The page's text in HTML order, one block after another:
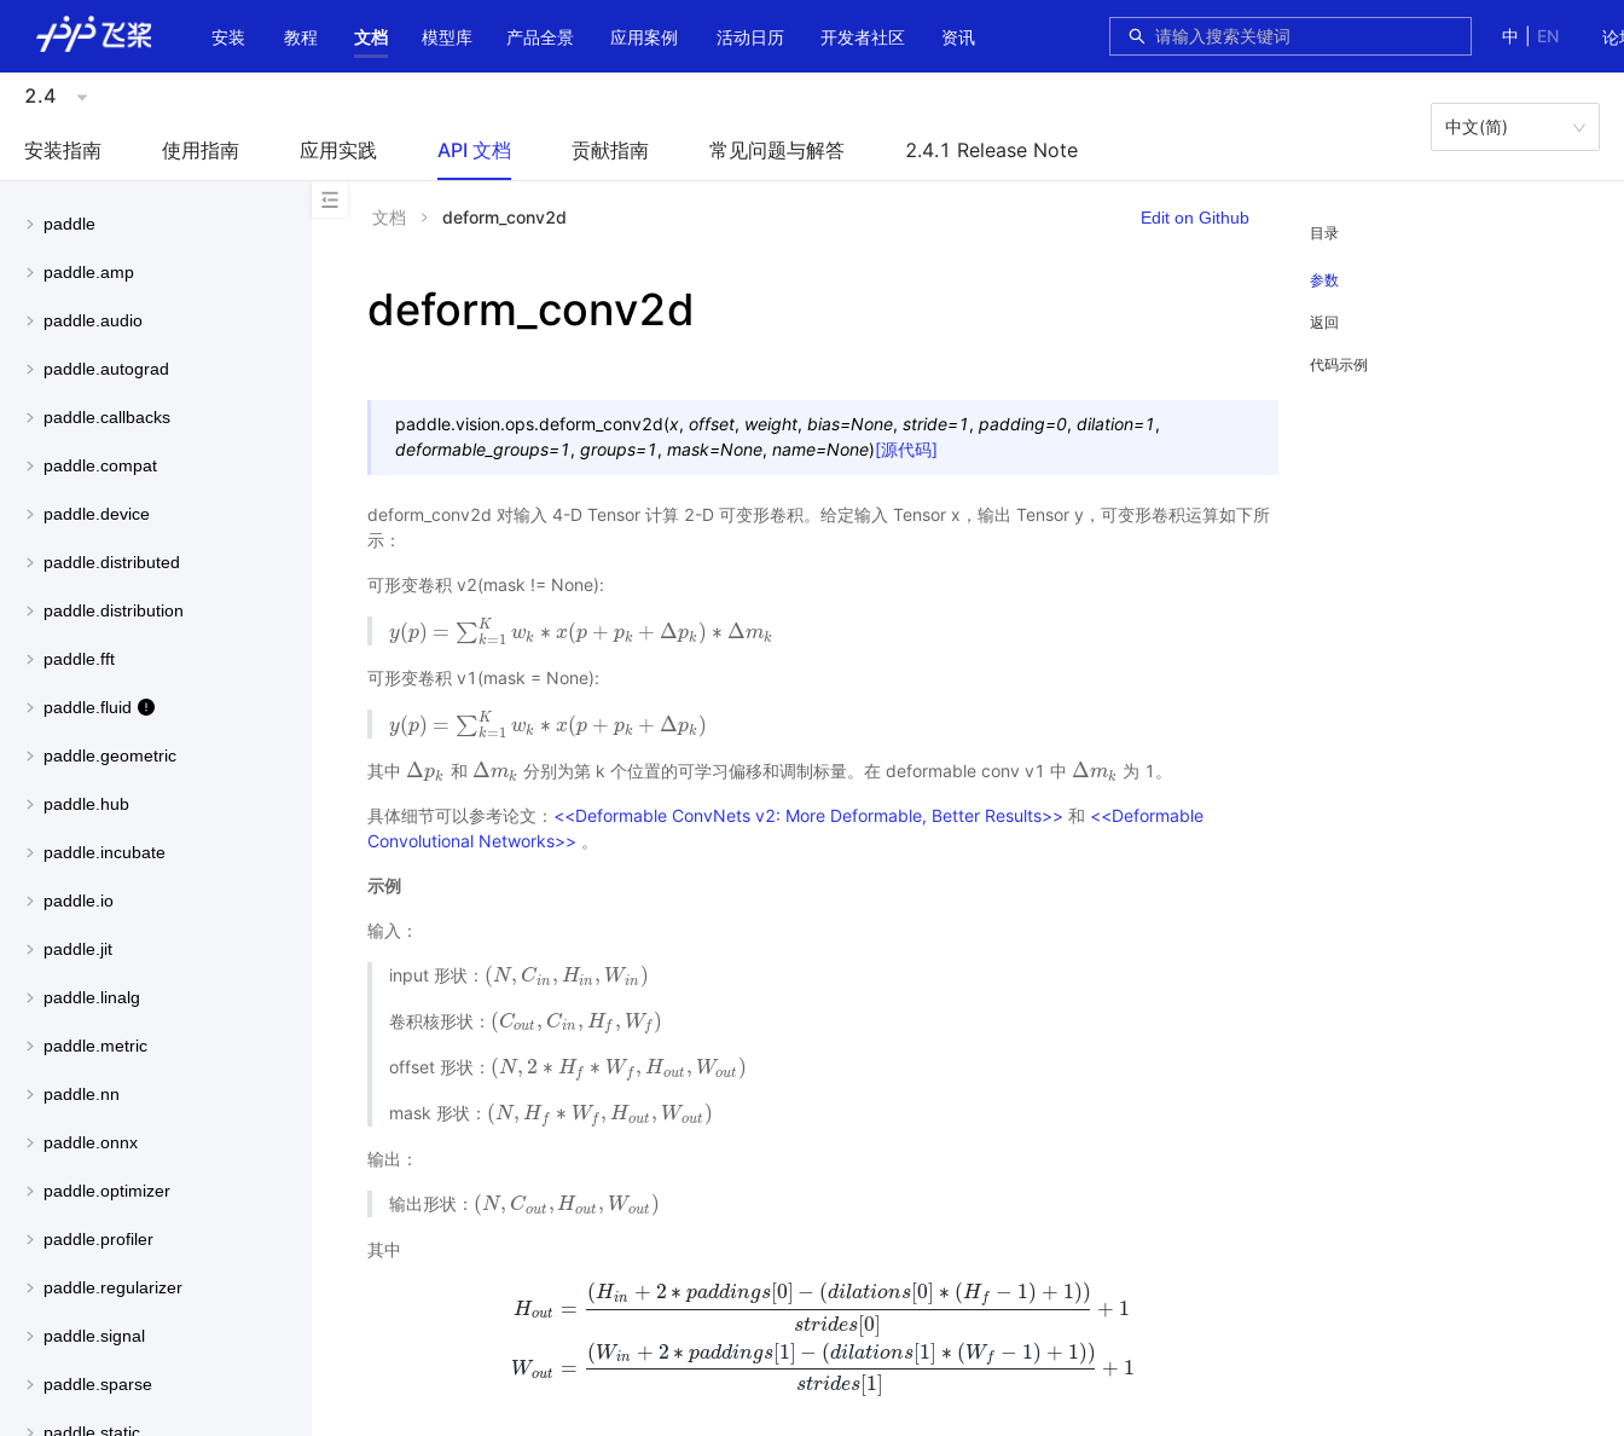
中
EN 论
安装 教程 文档 模型库 产品全景 应用案例 活动日历 开发者社区 资讯
2.4
安装指南 使用指南 应用实践 API 文档 贡献指南 常见问题与解答 2.4.1 Release Note
中文(简)
paddle
paddle.amp
paddle.audio
paddle.autograd
paddle.callbacks
paddle.compat
paddle.device
paddle.distributed
paddle.distribution
paddle.fft
paddle.fluid
paddle.geometric
paddle.hub
paddle.incubate
paddle.io
paddle.jit
paddle.linalg
paddle.metric
paddle.nn
paddle.onnx
paddle.optimizer
paddle.profiler
paddle.regularizer
paddle.signal
paddle.sparse
目录
参数
返回
代码示例
文档 deform_conv2d Edit on Github
deform_conv2d
paddle.vision.ops.deform_conv2d(x, offset, weight, bias=None, stride=1, padding=0, dilation=1,
deformable_groups=1, groups=1, mask=None, name=None)[源代码]
deform_conv2d 对输入 4-D Tensor 计算 2-D 可变形卷积。给定输入 Tensor x，输出 Tensor y，可变形卷积运算如下所
示：
可形变卷积 v2(mask != None):
y(p) = ∑K
k=1 wk ∗ x(p + pk + Δpk ) ∗ Δmk
y(p)= ∑k =1Kw k ∗x( p+pk+ Δp k)∗Δmk
可形变卷积 v1(mask = None):
y(p) = ∑K
k=1 wk ∗ x(p + pk + Δpk )
y(p)= ∑k =1Kw k ∗x( p+pk+ Δp k)
其中 Δpk
Δpk 和 Δmk
Δmk 分别为第 k 个位置的可学习偏移和调制标量。在 deformable conv v1 中 Δmk
Δmk 为 1。
具体细节可以参考论文： <<Deformable ConvNets v2: More Deformable, Better Results>> 和 <<Deformable
Convolutional Networks>> 。
示例
输入：
input 形状： (N, Cin , Hin , Win )
(N,C in,Hin,Win)
卷积核形状： (Cout , Cin , Hf , Wf )
(Cout,Cin,Hf ,Wf)
offset 形状： (N, 2 ∗ Hf ∗ Wf , Hout , Wout )
(N,2 ∗ Hf ∗W f,Hout, Wout)
mask 形状： (N, H f ∗ Wf , Hout , Wout )
(N,H f∗Wf, Hout ,Wout)
输出：
输出形状： (N, Cout , Hout , Wout )
(N,C out,Hout,Wo ut)
其中
Hout
Wout
=
(Hin + 2 ∗ paddings[0] − (dilations[0] ∗ (H f − 1) + 1))
strides[0]
+ 1
=
(Win + 2 ∗ paddings[1] − (dilations[1] ∗ (Wf − 1) + 1))
strides[1]
+ 1
+ o ns ∗ f− 1 )) st e Wo W